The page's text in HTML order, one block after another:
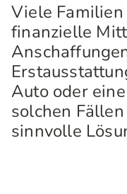
Viele
finanzielle
Auto oder
solchen
sinnvolle